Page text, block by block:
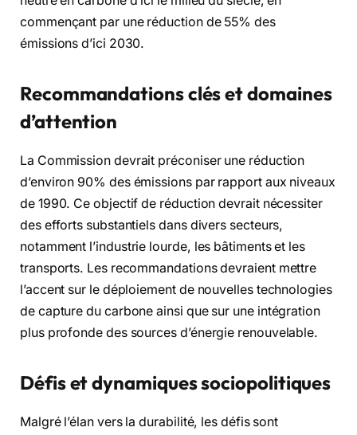
commençant par une réduction de 55% des
émissions d’ici 2030.
Recommandations clés et domaines
d’attention
La Commission devrait préconiser une réduction
d’environ 90% des émissions par rapport aux niveaux
de 1990. Ce objectif de réduction devrait nécessiter
des efforts substantiels dans divers secteurs,
notamment l’industrie lourde, les bâtiments et les
transports. Les recommandations devraient mettre
l’accent sur le déploiement de nouvelles technologies
de capture du carbone ainsi que sur une intégration
plus profonde des sources d’énergie renouvelable.
Défis et dynamiques sociopolitiques
Malgré l’élan vers la durabilité, les défis sont